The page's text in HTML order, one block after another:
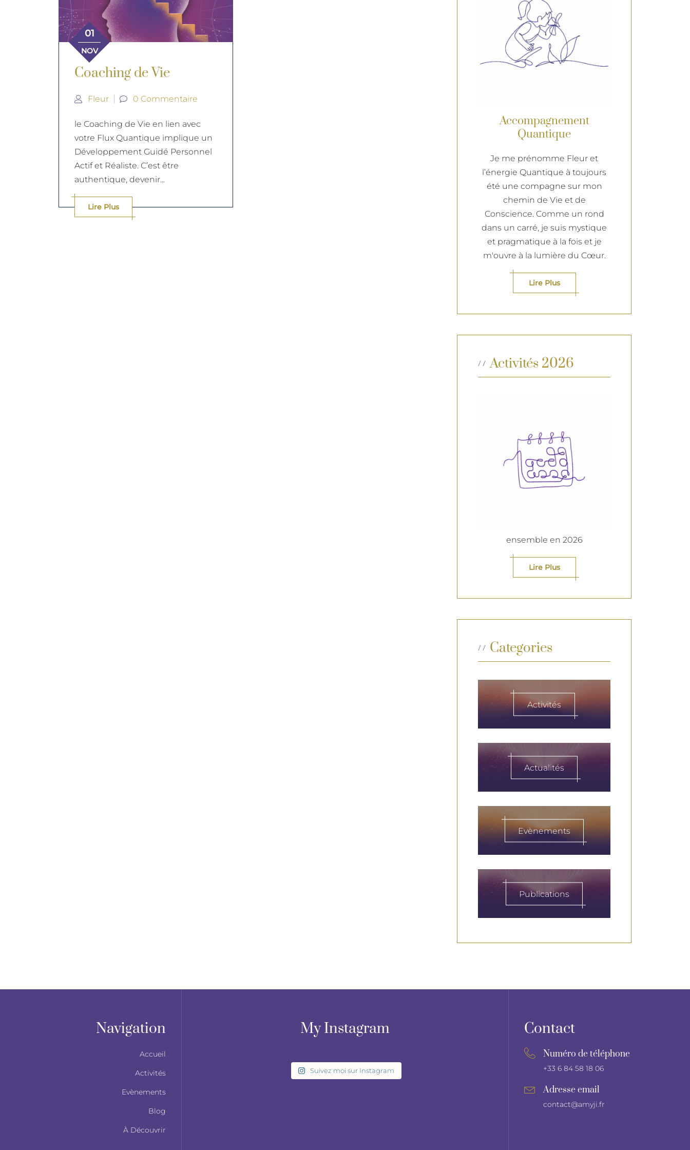
01
NOV
Coaching de Vie
Fleur 0 Commentaire
le Coaching de Vie en lien avec
votre Flux Quantique implique un
Développement Guidé Personnel
Actif et Réaliste. C’est être
authentique, devenir...
Lire Plus
Accompagnement
Quantique
Je me prénomme Fleur et
l’énergie Quantique à toujours
été une compagne sur mon
chemin de Vie et de
Conscience. Comme un rond
dans un carré, je suis mystique
et pragmatique à la fois et je
m'ouvre à la lumière du Cœur.
Lire Plus
Activités 2026
ensemble en 2026
Lire Plus
Categories
Activités
Actualités
Evènements
Publications
Navigation
Accueil
Activités
Evènements
Blog
À Découvrir
My Instagram
Suivez moi sur Instagram
Contact
Numéro de téléphone
+33 6 84 58 18 06
Adresse email
contact@amyji.fr